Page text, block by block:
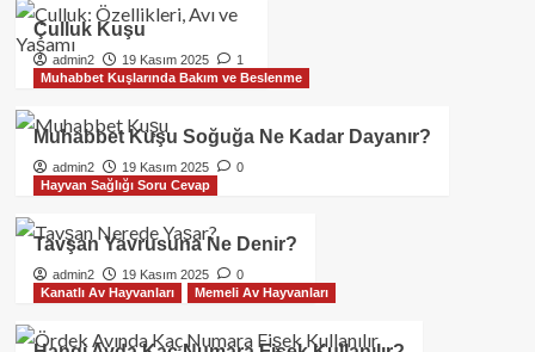
Çulluk Kuşu
admin2 19 Kasım 2025
1
Muhabbet Kuşlarında Bakım ve Beslenme
Muhabbet Kuşu Soğuğa Ne Kadar Dayanır?
admin2 19 Kasım 2025
0
Hayvan Sağlığı Soru Cevap
Tavşan Yavrusuna Ne Denir?
admin2 19 Kasım 2025
0
Kanatlı Av Hayvanları
Memeli Av Hayvanları